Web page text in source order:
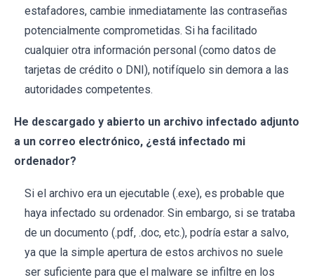
estafadores, cambie inmediatamente las contraseñas
potencialmente comprometidas. Si ha facilitado
cualquier otra información personal (como datos de
tarjetas de crédito o DNI), notifíquelo sin demora a las
autoridades competentes.
He descargado y abierto un archivo infectado adjunto
a un correo electrónico, ¿está infectado mi
ordenador?
Si el archivo era un ejecutable (.exe), es probable que
haya infectado su ordenador. Sin embargo, si se trataba
de un documento (.pdf, .doc, etc.), podría estar a salvo,
ya que la simple apertura de estos archivos no suele
ser suficiente para que el malware se infiltre en los